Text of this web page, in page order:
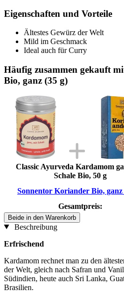
Eigenschaften und Vorteile
Ältestes Gewürz der Welt
Mild im Geschmack
Ideal auch für Curry
Häufig zusammen gekauft
Bio, ganz (35 g)
Classic Ayurveda Kardamom
Schale Bio, 50 g
Sonnentor Koriander Bio, ganz
Gesamtpreis:
Beide in den Warenkorb
Beschreibung
Erfrischend
Kardamom rechnet man zu den
der Welt, gleich nach Safran und
Südindien, heute auch Sri Lanka,
Brasilien.